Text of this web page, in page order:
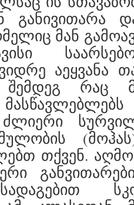
განივითარა
მან
აეყვანა
შემდეგ რაც
თქვენ.